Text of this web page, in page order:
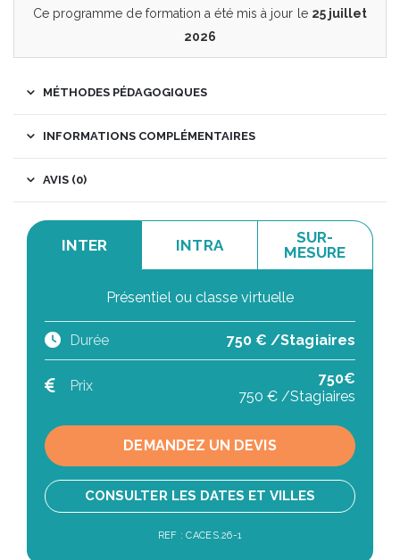
Ce programme de formation a été mis à jour le 25 juillet
2026
MÉTHODES PÉDAGOGIQUES
INFORMATIONS COMPLÉMENTAIRES
AVIS (0)
INTER INTRA
SUR-
MESURE
Présentiel ou classe virtuelle
Durée 750 € /Stagiaires
Prix
750€
750 € /Stagiaires
DEMANDEZ UN DEVIS
CONSULTER LES DATES ET VILLES
REF : CACES.26-1